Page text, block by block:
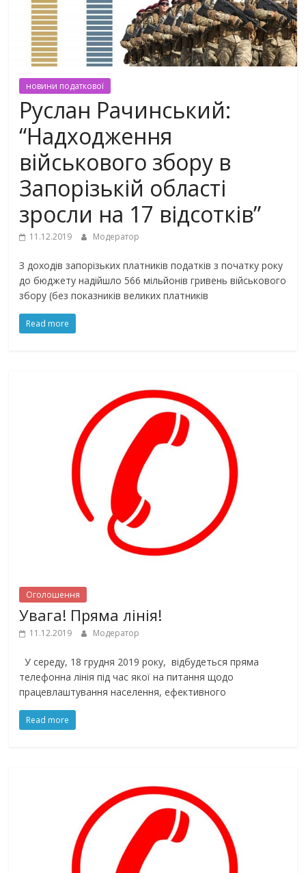
новини податкової
Руслан Рачинський:
“Надходження
військового збору в
Запорізькій області
зросли на 17 відсотків”
11.12.2019 Модератор
З доходів запорізьких платників податків з початку року
до бюджету надійшло 566 мільйонів гривень військового
збору (без показників великих платників
Read more
Оголошення
Увага! Пряма лінія!
11.12.2019 Модератор
У середу, 18 грудня 2019 року, відбудеться пряма
телефонна лінія під час якої на питання щодо
працевлаштування населення, ефективного
Read more